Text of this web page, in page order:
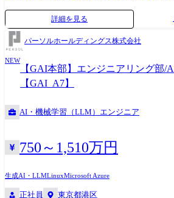
画、推進、「AI開発」に従事いただきます。 ●
部署のビジネス要望、課題をヒアリングし、業
・業務変革テーマ別の立ち上げからリリースま
定 ・担当部署と連携しての進捗・課題等のプロ
・業務変革テーマについてのAI活用イメージの
成AI開発 ・クラウド環境でのAIワークフロー/
ロンプトエンジニアリング ・業務要件に合わ
リング ・社員向け研修の企画・実施
詳細を見る
パーソルホールディングス株式会社
NEW
【GAI本部】エンジニアリング部/
【GAI_A7】
AI・機械学習（LLM）エンジニア
750～1,510万円
生成AI・LLMLinuxMicrosoft Azure
正社員 東京都港区